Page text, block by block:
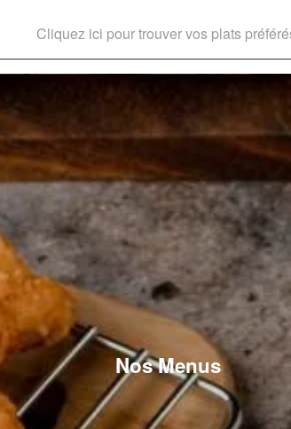
Cliquez ici pour trouver vos plats
Nos Menus